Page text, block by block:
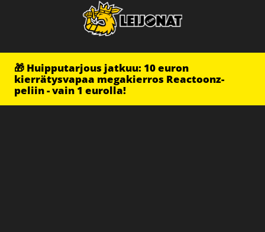
🎁 Huipputarjous jatkuu: 10 euron
kierrätysvapaa megakierros Reactoonz-
peliin - vain 1 eurolla!